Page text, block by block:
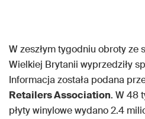
W zeszłym tygodniu obroty ze
Wielkiej Brytanii wyprzedziły
Informacja została podana
Retailers Association. W 48
płyty winylowe wydano 2.4